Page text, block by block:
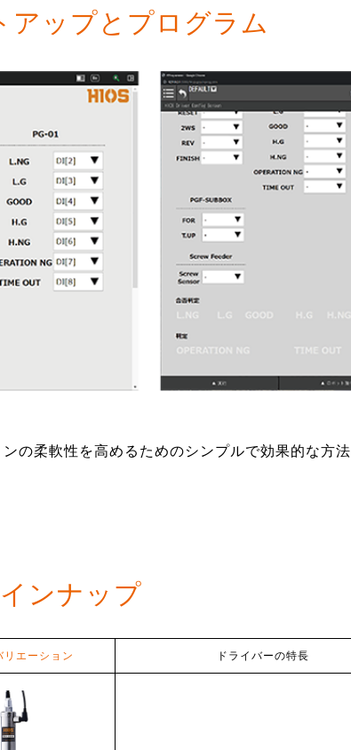
アップとプログラム
の柔軟性を高めるためのシンプルで効果的な方
ンナップ
エーション ドライバーの特長